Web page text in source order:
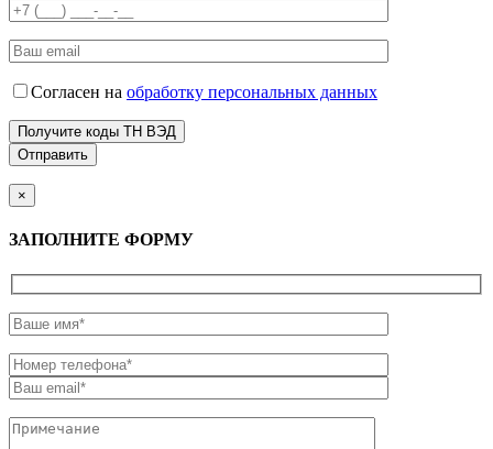
Согласен на обработку персональных данных
Получите коды ТН ВЭД
×
ЗАПОЛНИТЕ ФОРМУ